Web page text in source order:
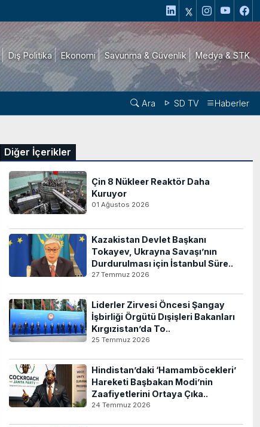
Dış Politika Ekonomi Savunma & Güvenlik Medya & STK
Ara SD TV Haberler
Diğer İçerikler
Çin 8 Nükleer Reaktör Daha
Kuruyor
01 Ağustos 2026
Kazakistan Devlet Başkanı
Tokayev, Ukrayna Savaşı’nın
Durdurulması için İstanbul Süre..
27 Temmuz 2026
Liderler Zirvesi Öncesi Şangay
İşbirliği Örgütü Dışişleri Bakanları
Kırgızistan’da To..
25 Temmuz 2026
Hindistan’daki ‘Hamamböcekleri’
Hareketi Başbakan Modi’nin
Zaafiyetlerini Ortaya Çıka..
24 Temmuz 2026